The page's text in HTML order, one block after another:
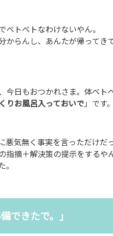
ベトベトなわけないやん。
からんし、あんたが帰ってき
今日もおつかれさま。体ベト
りお風呂入っておいで 」です。
悪気無く事実を言っただけだ
指摘＋解決策の提示をするや
。
できたで。」